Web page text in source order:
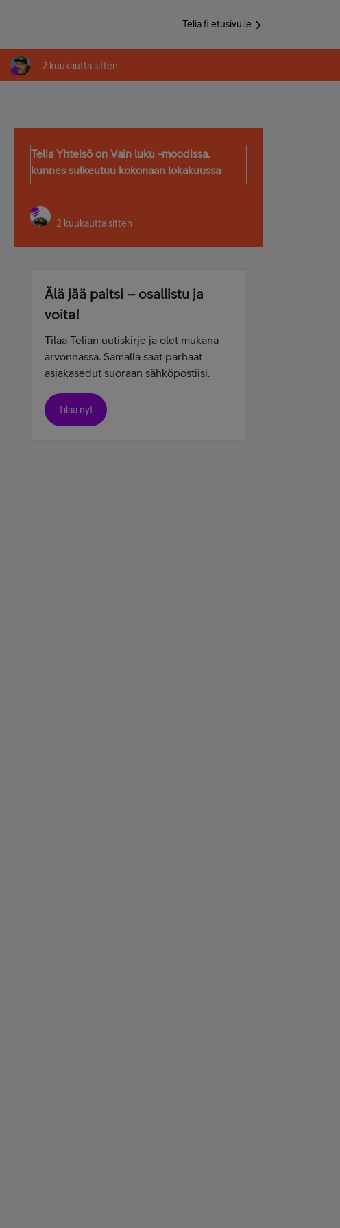
Telia.fi etusivulle
2 kuukautta sitten
Telia Yhteisö on Vain luku -moodissa,
kunnes sulkeutuu kokonaan lokakuussa
2 kuukautta sitten
Älä jää paitsi – osallistu ja
voita!
Tilaa Telian uutiskirje ja olet mukana
arvonnassa. Samalla saat parhaat
asiakasedut suoraan sähköpostiisi.
Tilaa nyt